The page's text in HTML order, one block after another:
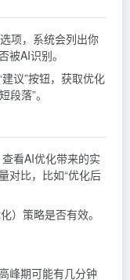
项，系统会列出你
被AI识别。
议”按钮，获取优化
段落”。
看AI优化带来的实
对比，比如“优化后
）策略是否有效。
峰期可能有几分钟